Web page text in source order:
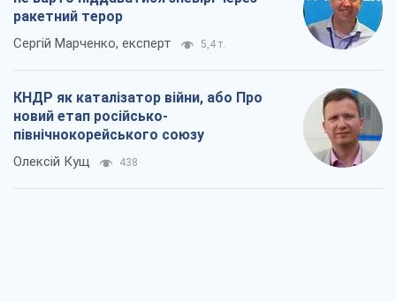
ракетний терор
Сергій Марченко, експерт 5,4 т.
КНДР як каталізатор війни, або Про
новий етап російсько-
північнокорейського союзу
Олексій Кущ 438